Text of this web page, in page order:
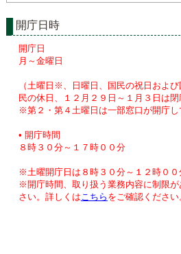
開庁日時
開庁日
月～金曜日
（土曜日※、日曜日、国民の祝日およ
民の休日、１２月２９日～１月３日は閉
※第２・第４土曜日は一部窓口が開庁し
• 開庁時間
８時３０分～１７時００分
※土曜開庁日は８時３０分～１２時００
※開庁時間、取り扱う業務内容に制限
さい。詳しくはこちら をご確認ください